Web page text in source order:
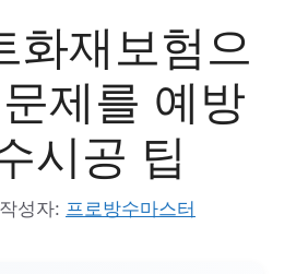
화재보험으
제를 예방
시공 팁
작성자: 프로방수마스터